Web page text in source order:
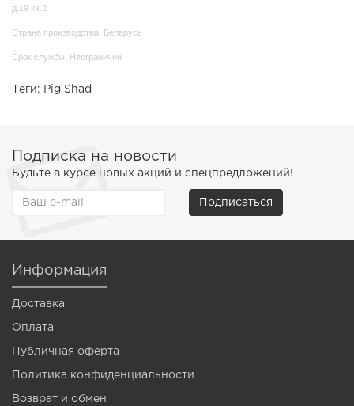
д.19 кв.2
Страна производства: Беларусь
Срок службы: Неограничен
Теги: Pig Shad
Подписка на новости
Будьте в курсе новых акций и спецпредложений!
Подписаться
Информация
Доставка
Оплата
Публичная оферта
Политика конфиденциальности
Возврат и обмен